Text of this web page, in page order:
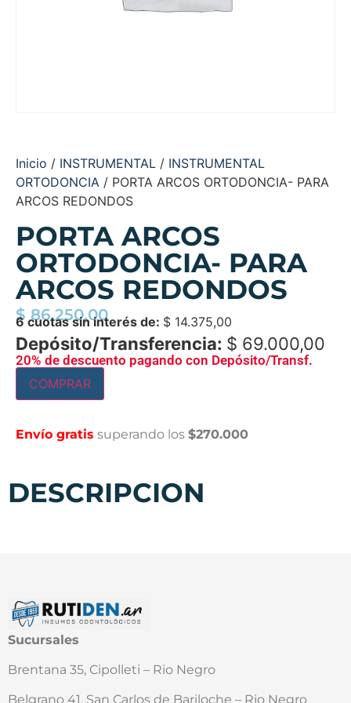
Inicio / INSTRUMENTAL / INSTRUMENTAL
ORTODONCIA / PORTA ARCOS ORTODONCIA- PARA
ARCOS REDONDOS
PORTA ARCOS
ORTODONCIA- PARA
ARCOS REDONDOS
$ 86.250,00
6 cuotas sin interés de: $ 14.375,00
Depósito/Transferencia: $ 69.000,00
20% de descuento pagando con Depósito/Transf.
COMPRAR
Envío gratis superando los $270.000
DESCRIPCION
Sucursales
Brentana 35, Cipolleti – Rio Negro
Belgrano 41, San Carlos de Bariloche – Rio Negro